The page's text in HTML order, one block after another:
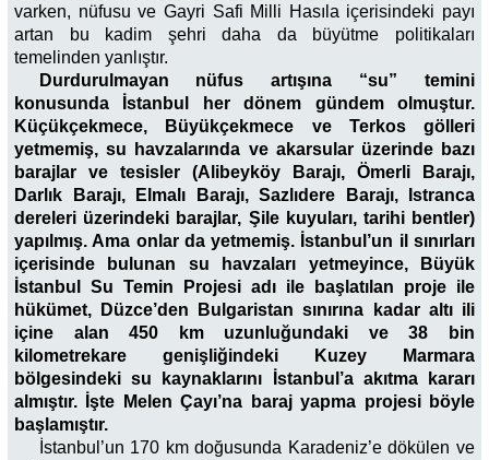
varken, nüfusu ve Gayri Safi Milli Hasıla içerisindeki payı
artan bu kadim şehri daha da büyütme politikaları
temelinden yanlıştır.
Durdurulmayan nüfus artışına “su” temini
konusunda İstanbul her dönem gündem olmuştur.
Küçükçekmece, Büyükçekmece ve Terkos gölleri
yetmemiş, su havzalarında ve akarsular üzerinde bazı
barajlar ve tesisler (Alibeyköy Barajı, Ömerli Barajı,
Darlık Barajı, Elmalı Barajı, Sazlıdere Barajı, Istranca
dereleri üzerindeki barajlar, Şile kuyuları, tarihi bentler)
yapılmış. Ama onlar da yetmemiş. İstanbul’un il sınırları
içerisinde bulunan su havzaları yetmeyince, Büyük
İstanbul Su Temin Projesi adı ile başlatılan proje ile
hükümet, Düzce’den Bulgaristan sınırına kadar altı ili
içine alan 450 km uzunluğundaki ve 38 bin
kilometrekare genişliğindeki Kuzey Marmara
bölgesindeki su kaynaklarını İstanbul’a akıtma kararı
almıştır. İşte Melen Çayı’na baraj yapma projesi böyle
başlamıştır.
İstanbul’un 170 km doğusunda Karadeniz’e dökülen ve